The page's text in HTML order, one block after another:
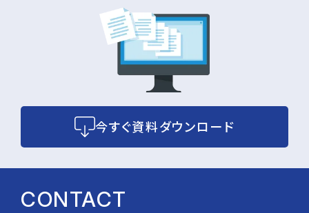
今すぐ資料ダウンロード
CONTACT